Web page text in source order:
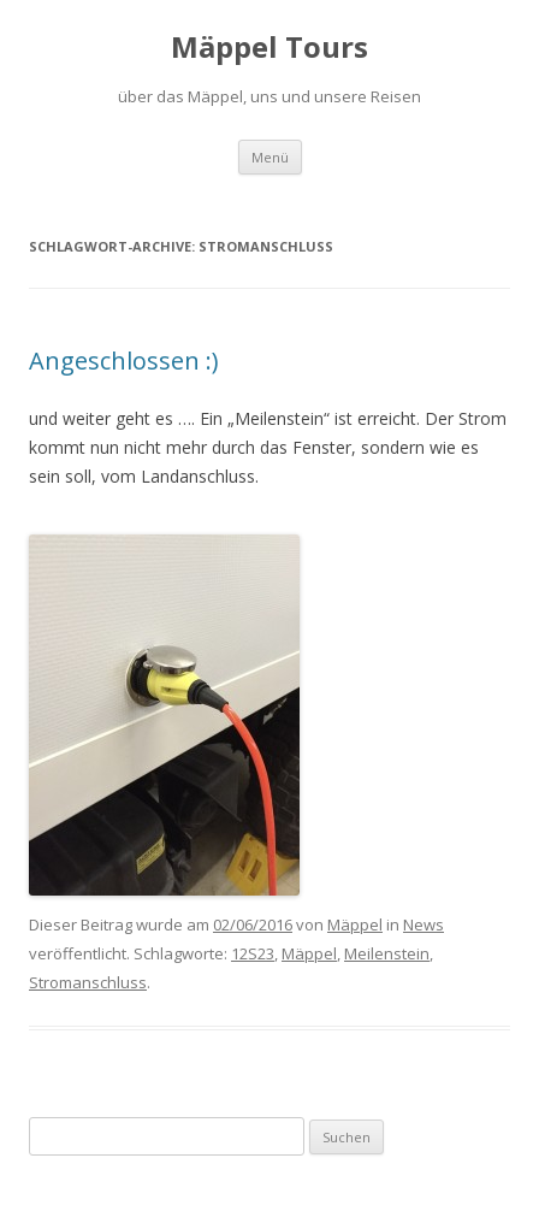
Mäppel Tours
über das Mäppel, uns und unsere Reisen
Menü Zum
springen
SCHLAGWORT-ARCHIVE: STROMANSCHLUSS
Angeschlossen :)
und weiter geht es …. Ein „Meilenstein“ ist erreicht. Der Strom
kommt nun nicht mehr durch das Fenster, sondern wie es
sein soll, vom Landanschluss.
Dieser Beitrag wurde am 02/06/2016von Mäppel in News
veröffentlicht. Schlagworte: 12S23, Mäppel, Meilenstein,
Stromanschluss.
nach: